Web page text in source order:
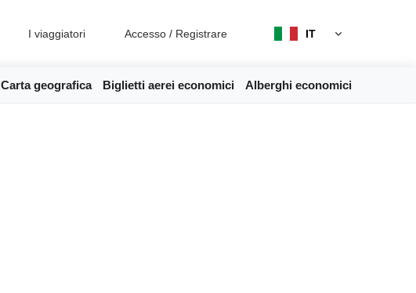
I viaggiatori Accesso / Registrare IT
Carta geografica Biglietti aerei economici Alberghi economici